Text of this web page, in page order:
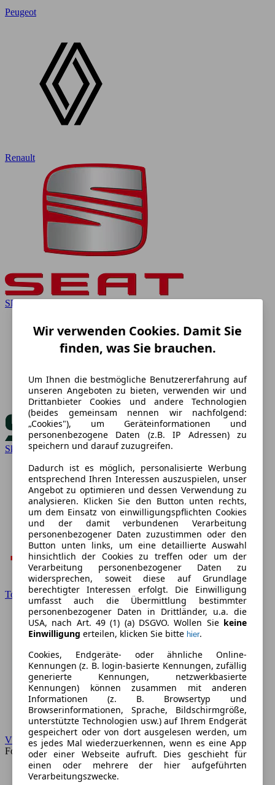
Wir verwenden Cookies. Damit Sie
finden, was Sie brauchen.
Um Ihnen die bestmögliche Benutzererfahrung auf
unseren Angeboten zu bieten, verwenden wir und
Drittanbieter Cookies und andere Technologien
(beides gemeinsam nennen wir nachfolgend:
„Cookies"), um Geräteinformationen und
personenbezogene Daten (z.B. IP Adressen) zu
speichern und darauf zuzugreifen.
Dadurch ist es möglich, personalisierte Werbung
entsprechend Ihren Interessen auszuspielen, unser
Angebot zu optimieren und dessen Verwendung zu
analysieren. Klicken Sie den Button unten rechts,
um dem Einsatz von einwilligungspflichten Cookies
und der damit verbundenen Verarbeitung
personenbezogener Daten zuzustimmen oder den
Button unten links, um eine detaillierte Auswahl
hinsichtlich der Cookies zu treffen oder um der
Verarbeitung personenbezogener Daten zu
widersprechen, soweit diese auf Grundlage
berechtigter Interessen erfolgt. Die Einwilligung
umfasst auch die Übermittlung bestimmter
personenbezogener Daten in Drittländer, u.a. die
USA, nach Art. 49 (1) (a) DSGVO. Wollen Sie keine
Einwilligung erteilen, klicken Sie bitte hier.
Cookies, Endgeräte- oder ähnliche Online-
Kennungen (z. B. login-basierte Kennungen, zufällig
generierte Kennungen, netzwerkbasierte
Kennungen) können zusammen mit anderen
Informationen (z. B. Browsertyp und
Browserinformationen, Sprache, Bildschirmgröße,
unterstützte Technologien usw.) auf Ihrem Endgerät
gespeichert oder von dort ausgelesen werden, um
es jedes Mal wiederzuerkennen, wenn es eine App
oder einer Webseite aufruft. Dies geschieht für
einen oder mehrere der hier aufgeführten
Verarbeitungszwecke.
Peugeot
Renault
SEAT
Skoda
Toyota
VW
Forum